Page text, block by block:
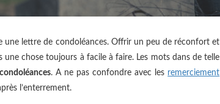
une lettre de condoléances. Offrir un peu de réconfort et
chose toujours à facile à faire. Les mots dans de telle
. A ne pas confondre avec les remerciement
l’enterrement.